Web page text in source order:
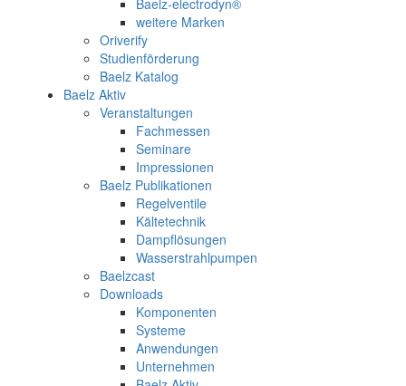
Baelz-electrodyn®
weitere Marken
Oriverify
Studienförderung
Baelz Katalog
Baelz Aktiv
Veranstaltungen
Fachmessen
Seminare
Impressionen
Baelz Publikationen
Regelventile
Kältetechnik
Dampflösungen
Wasserstrahlpumpen
Baelzcast
Downloads
Komponenten
Systeme
Anwendungen
Unternehmen